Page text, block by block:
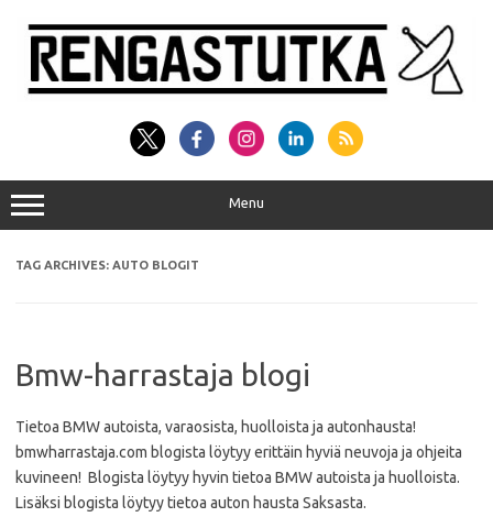
content
Menu
TAG ARCHIVES: AUTO BLOGIT
Bmw-harrastaja blogi
Tietoa BMW autoista, varaosista, huolloista ja autonhausta!
bmwharrastaja.com blogista löytyy erittäin hyviä neuvoja ja ohjeita
kuvineen! Blogista löytyy hyvin tietoa BMW autoista ja huolloista.
Lisäksi blogista löytyy tietoa auton hausta Saksasta.